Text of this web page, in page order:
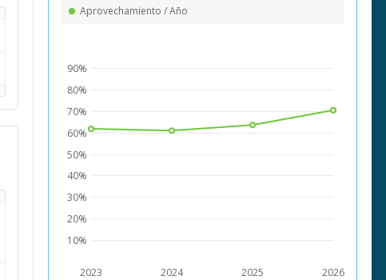
Aprovechamiento / Año
2023 2024 2025 2026
10%
20%
30%
40%
50%
60%
70%
80%
90%